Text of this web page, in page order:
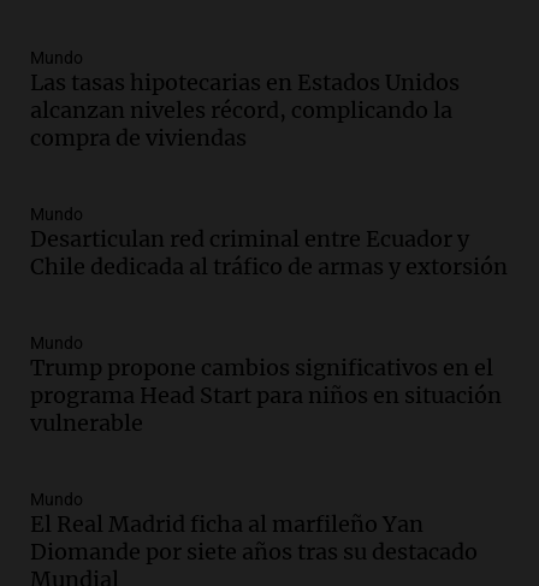
debe aceptar modificaciones en la ley de
tierras por falta de votos
Noticias
Episodios
fechas clave de 2023
Panorama Federal
Episodios
fentanilo: la justicia avanza tras
muertes de 90 personas
Noticias
Episodios
de viento fuertes en varias provincias
Noticias
Episodios
Mundo
Las tasas hipotecarias en Estados Unidos
alcanzan niveles récord, complicando la
compra de viviendas
Mundo
Desarticulan red criminal entre Ecuador y
Chile dedicada al tráfico de armas y extorsión
Mundo
Trump propone cambios significativos en el
programa Head Start para niños en situación
vulnerable
Mundo
El Real Madrid ficha al marfileño Yan
Diomande por siete años tras su destacado
Mundial